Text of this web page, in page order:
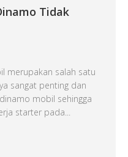
Tidak
merupakan salah satu
sangat penting dan
mobil sehingga
starter pada...